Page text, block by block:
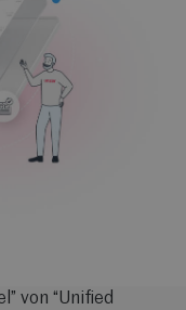
von “Unified